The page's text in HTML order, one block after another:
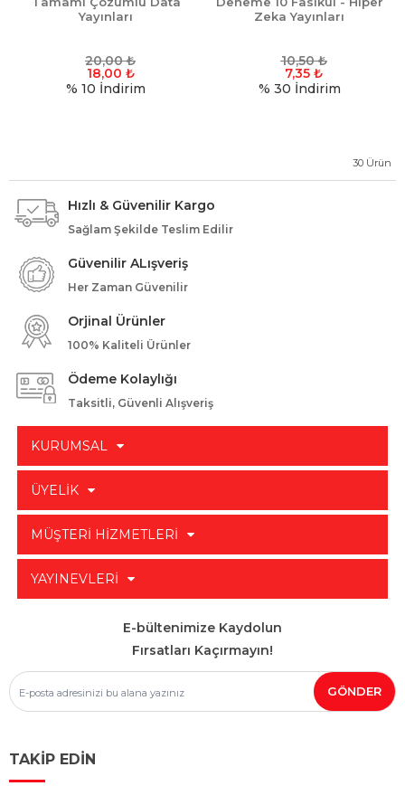
Yayınları
20,00₺
18,00 ₺
% 10 İndirim
Zeka Yayınları
10,50₺
7,35 ₺
% 30 İndirim
30 Ürün
Hızlı & Güvenilir Kargo
Sağlam Şekilde Teslim Edilir
Güvenilir ALışveriş
Her Zaman Güvenilir
Orjinal Ürünler
100% Kaliteli Ürünler
Ödeme Kolaylığı
Taksitli, Güvenli Alışveriş
KURUMSAL
ÜYELİK
MÜŞTERİ HİZMETLERİ
YAYINEVLERİ
E-bültenimize Kaydolun
Fırsatları Kaçırmayın!
TAKİP EDİN